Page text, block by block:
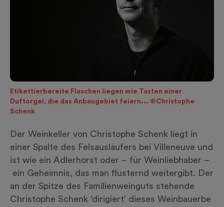
Etikettierbereite Flaschen liegen wie Tasten einer
Duftorgel, die das Anbaugebiet feiern... ©Christophe
Schenk
Der Weinkeller von Christophe Schenk liegt in
einer Spalte des Felsausläufers bei Villeneuve und
ist wie ein Adlerhorst oder – für Weinliebhaber –
ein Geheimnis, das man flüsternd weitergibt. Der
an der Spitze des Familienweinguts stehende
Christophe Schenk ‘dirigiert’ dieses Weinbauerbe